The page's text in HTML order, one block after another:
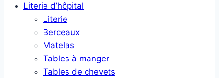
Literie d’hôpital
Literie
Berceaux
Matelas
Tables à manger
Tables de chevets